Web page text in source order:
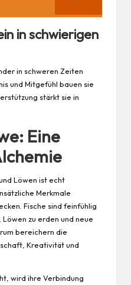
in schwierigen
in schweren Zeiten
und Mitgefühl bauen sie
stärkt sie in
Eine
Löwen ist echt
Merkmale
Fische sind feinfühlig
zu erden und neue
bereichern die
Kreativität und
wird ihre Verbindung